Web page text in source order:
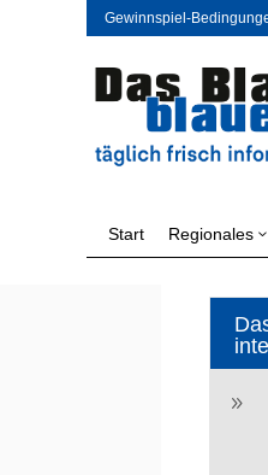
Gewinnspiel-
Start Regionales 3
9